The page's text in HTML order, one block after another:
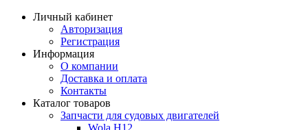
Личный кабинет
Авторизация
Регистрация
Информация
О компании
Доставка и оплата
Контакты
Каталог товаров
Запчасти для судовых двигателей
Wola H12